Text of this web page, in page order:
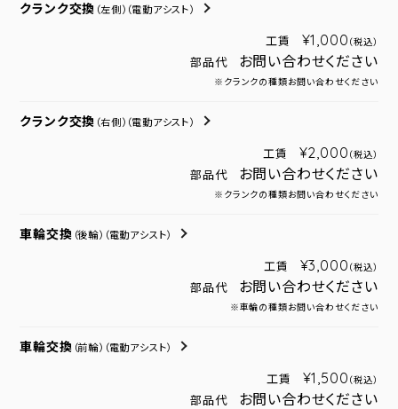
クランク交換 （左側） （電動アシスト）
工賃 ¥1,000 （税込）
部品代 お問い合わせください
※クランクの種類お問い合わせください
クランク交換 （右側） （電動アシスト）
工賃 ¥2,000 （税込）
部品代 お問い合わせください
※クランクの種類お問い合わせください
車輪交換 （後輪） （電動アシスト）
工賃 ¥3,000 （税込）
部品代 お問い合わせください
※車輪の種類お問い合わせください
車輪交換 （前輪） （電動アシスト）
工賃 ¥1,500 （税込）
部品代 お問い合わせください